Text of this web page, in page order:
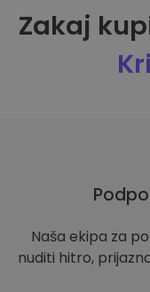
Zakaj
Naša ekipa za
nuditi hitro,